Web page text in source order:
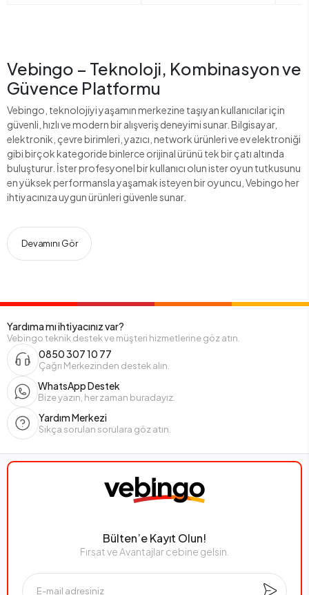
Vebingo – Teknoloji, Kombinasyon ve
Güvence Platformu
Vebingo, teknolojiyi yaşamın merkezine taşıyan kullanıcılar için
güvenli, hızlı ve modern bir alışveriş deneyimi sunar. Bilgisayar,
elektronik, çevre birimleri, yazıcı, network ürünleri ve ev elektroniği
gibi birçok kategoride binlerce orijinal ürünü tek bir çatı altında
buluşturur. İster profesyonel bir kullanıcı olun ister oyun tutkusunu
en yüksek performansla yaşamak isteyen bir oyuncu, Vebingo her
ihtiyacınıza uygun ürünleri güvenle sunar.
Devamını Gör
Yardıma mı ihtiyacınız var?
Vebingo teknik destek ve müşteri hizmetlerine göz atın.
0850 307 10 77
Çağrı Merkezinden destek alın.
WhatsApp Destek
Bize yazın, her zaman buradayız.
Yardım Merkezi
Sıkça sorulan sorulara göz atın.
Bülten’e Kayıt Olun!
Fırsat ve Avantajlar cebine gelsin.